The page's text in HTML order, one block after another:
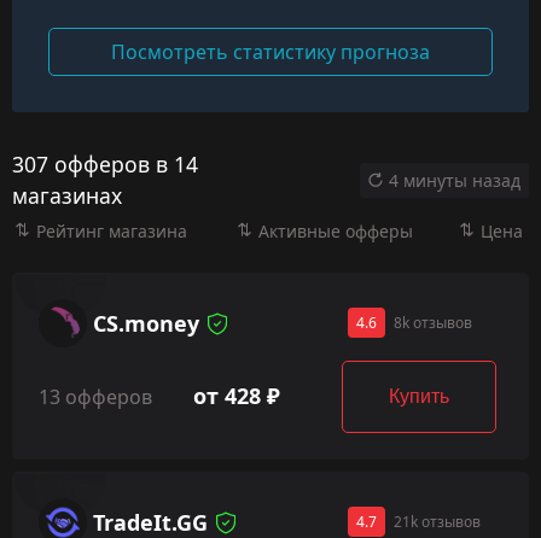
Посмотреть статистику прогноза
307 офферов в 14
магазинах
4 минуты назад
Рейтинг магазина Активные офферы Цена
CS.money 4.6 8k отзывов
13 офферов от 428 ₽ Купить
TradeIt.GG 4.7 21k отзывов